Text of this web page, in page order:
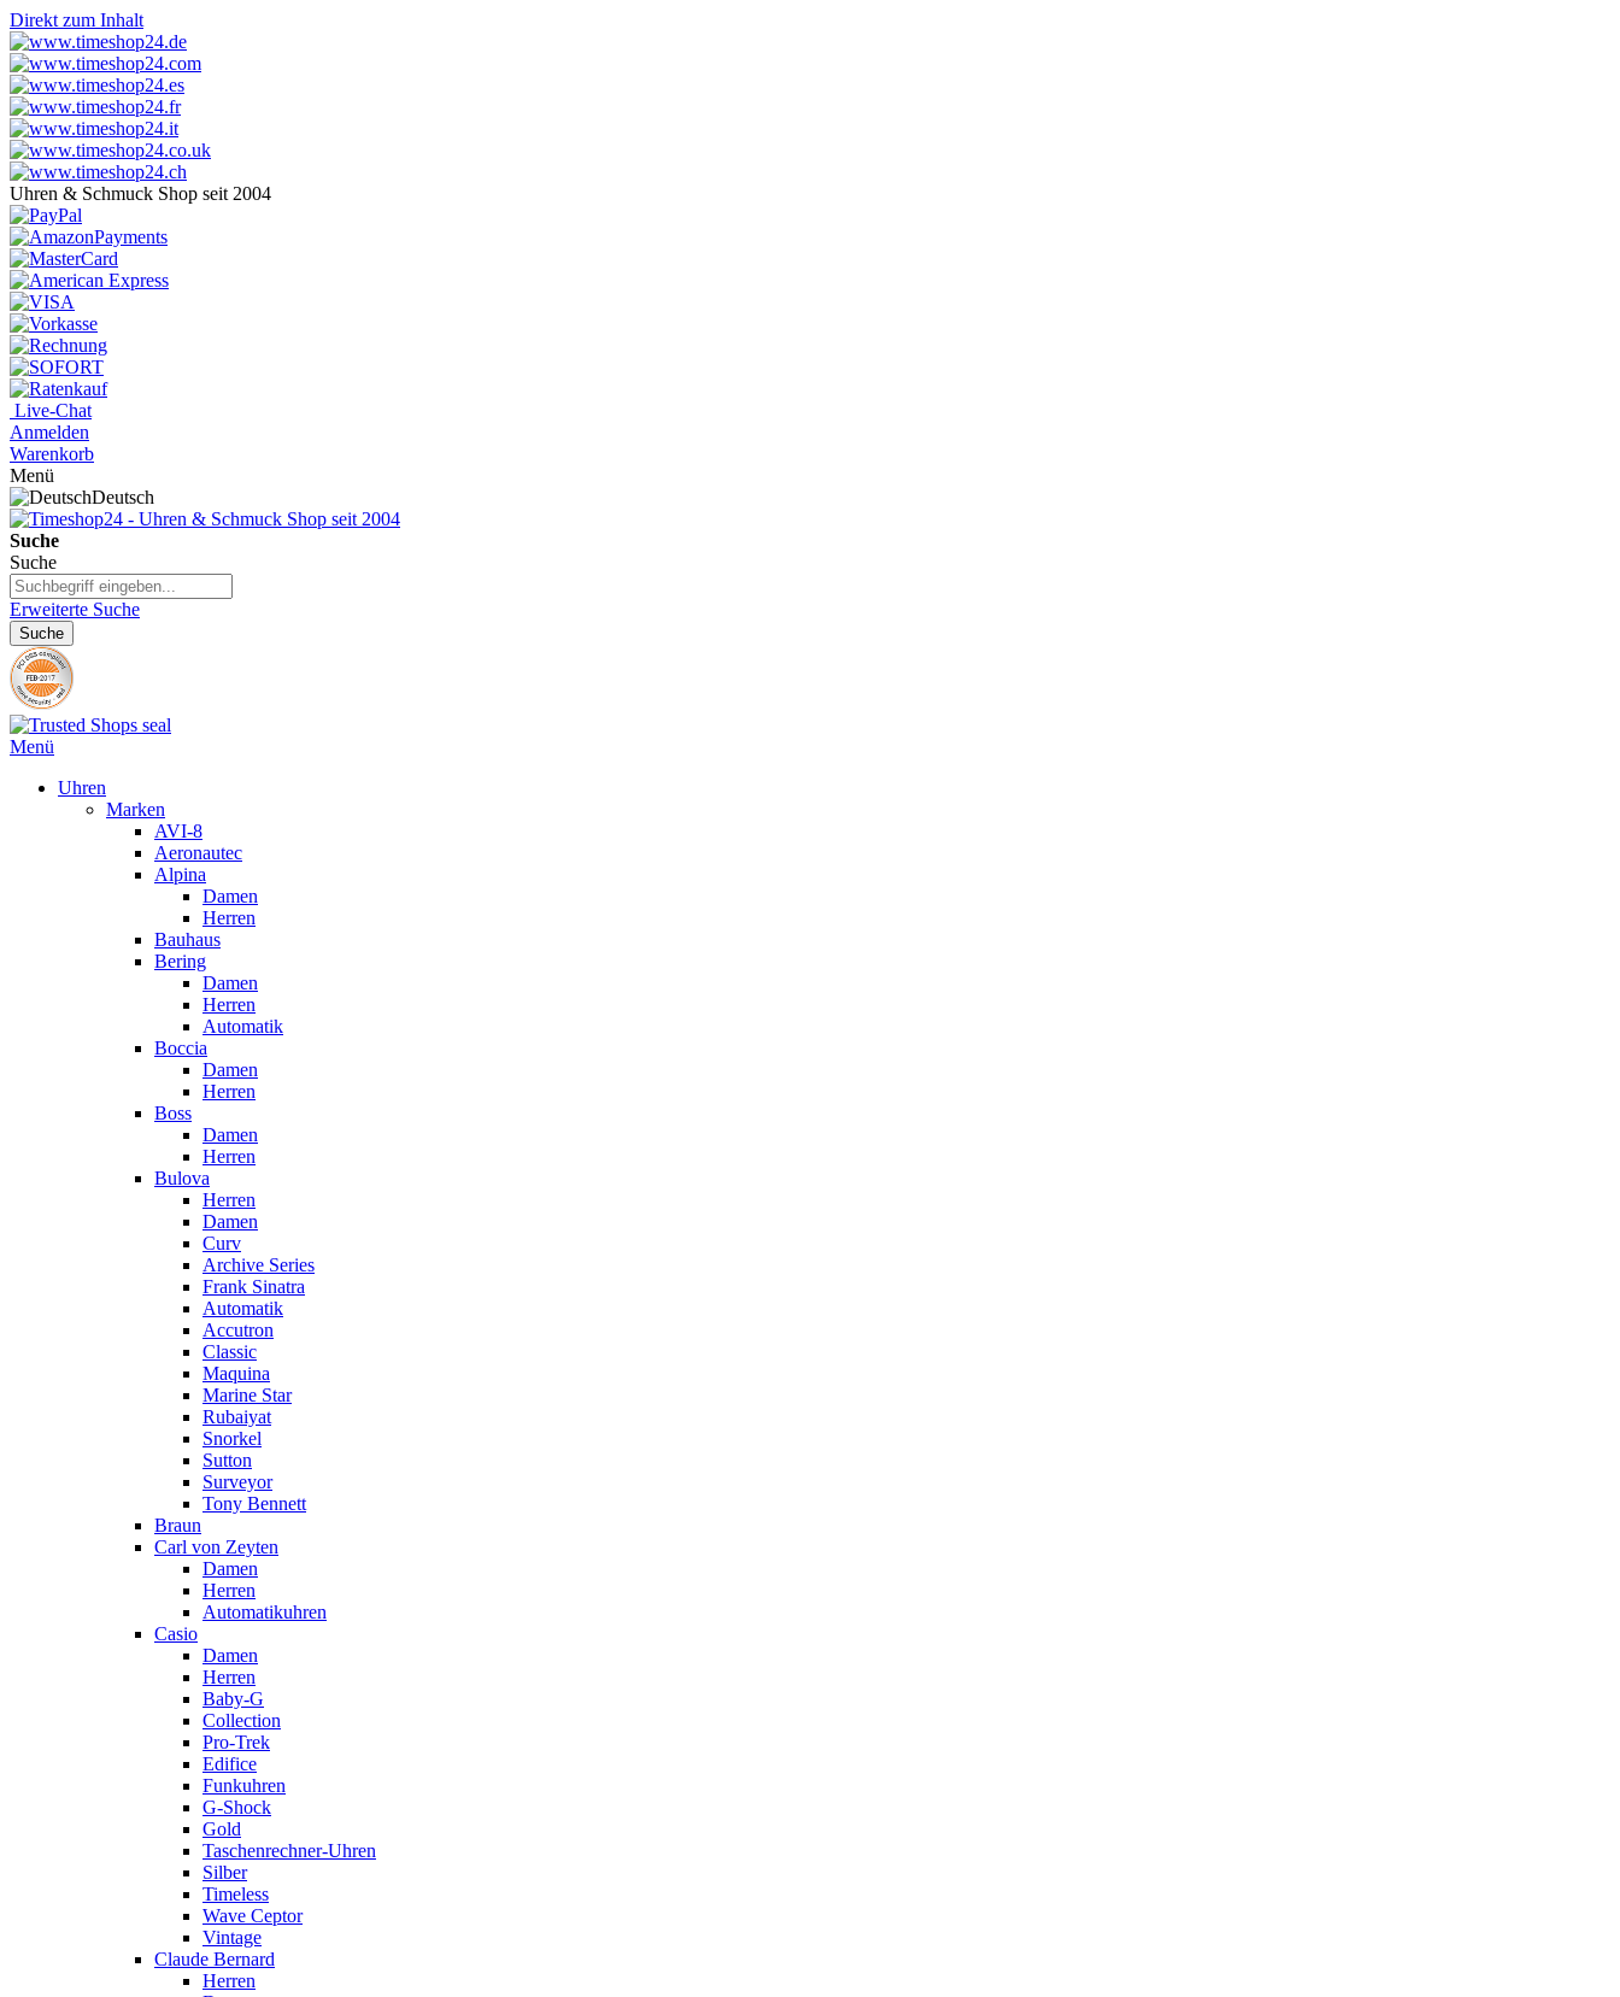
Direkt zum Inhalt
Uhren & Schmuck Shop seit 2004
Live-Chat
Anmelden
Warenkorb
Menü
Deutsch
Suche
Suche
Erweiterte Suche
Suche
Menü
Uhren
Marken
AVI-8
Aeronautec
Alpina
Damen
Herren
Bauhaus
Bering
Damen
Herren
Automatik
Boccia
Damen
Herren
Boss
Damen
Herren
Bulova
Herren
Damen
Curv
Archive Series
Frank Sinatra
Automatik
Accutron
Classic
Maquina
Marine Star
Rubaiyat
Snorkel
Sutton
Surveyor
Tony Bennett
Braun
Carl von Zeyten
Damen
Herren
Automatikuhren
Casio
Damen
Herren
Baby-G
Collection
Pro-Trek
Edifice
Funkuhren
G-Shock
Gold
Taschenrechner-Uhren
Silber
Timeless
Wave Ceptor
Vintage
Claude Bernard
Herren